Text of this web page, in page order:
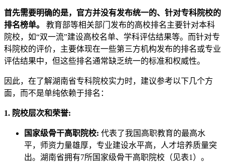
首先需要明确的是，官方并没有发布统一的、针对专科院校的
排名榜单。
教育部等相关部门发布的高校排名主要针对本科
院校，如“双一流”建设高校名单、学科评估结果等。而针对专
科院校的评价，主要体现在一些第三方机构发布的排名或专业
评估结果中，但这些排名通常缺乏统一的标准和权威性。
因此，在了解湖南省专科院校实力时，建议参考以下几个方
面，而不是单纯依赖于排名：
1. 院校层次和荣誉:
国家级骨干高职院校: 代表了我国高职教育的最高水
平，师资力量雄厚，专业建设水平高，人才培养质量突
出。湖南省拥有7所国家级骨干高职院校（见表1）。